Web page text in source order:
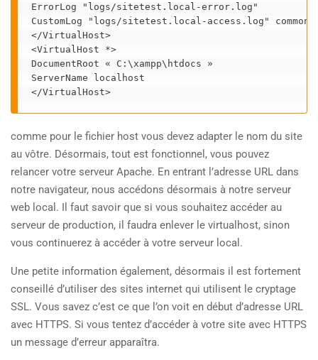
ErrorLog "logs/sitetest.local-error.log"
CustomLog "logs/sitetest.local-access.log" common
</VirtualHost>
<VirtualHost *>
DocumentRoot « C:\xampp\htdocs »
ServerName localhost
</VirtualHost>
comme pour le fichier host vous devez adapter le nom du site
au vôtre. Désormais, tout est fonctionnel, vous pouvez
relancer votre serveur Apache. En entrant l’adresse URL dans
notre navigateur, nous accédons désormais à notre serveur
web local. Il faut savoir que si vous souhaitez accéder au
serveur de production, il faudra enlever le virtualhost, sinon
vous continuerez à accéder à votre serveur local.
Une petite information également, désormais il est fortement
conseillé d’utiliser des sites internet qui utilisent le cryptage
SSL. Vous savez c’est ce que l’on voit en début d’adresse URL
avec HTTPS. Si vous tentez d’accéder à votre site avec HTTPS
un message d’erreur apparaîtra.